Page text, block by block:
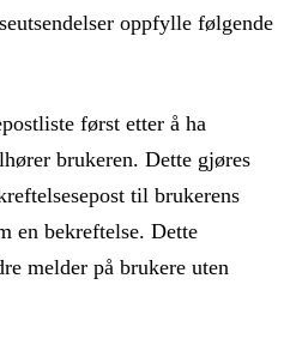
oppfylle følgende
først etter å ha
brukeren. Dette gjøres
til brukerens
en bekreftelse. Dette
melder på brukere uten